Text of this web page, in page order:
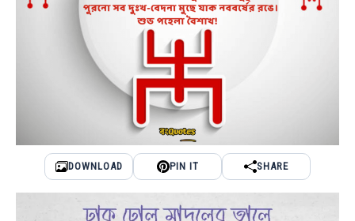
DOWNLOAD PIN IT SHARE